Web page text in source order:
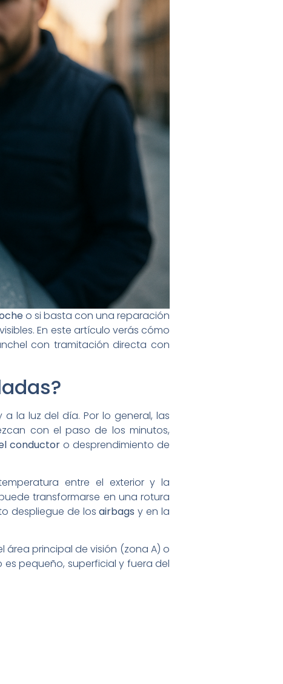
o si basta con una reparación
En este artículo verás cómo
con tramitación directa con
la luz del día. Por lo general, las
con el paso de los minutos,
conductoro desprendimiento de
entre el exterior y la
transformarse en una rotura
despliegue de losairbags y en la
principal de visión (zona A) o
pequeño, superficial y fuera del